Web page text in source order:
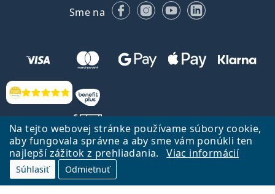
Na tejto webovej stránke používame súbory cookie,
aby fungovala správne a aby sme vám ponúkli ten
najlepší zážitok z prehliadania.
Viac informácií
Súhlasiť Odmietnuť
Hodnotenia
Sme na FacebookuInstagrame
YouTubeLinkedIn
Späť na Úvodnu stránku
Lentiamo.sk vlastní a prevádzkuje spoločnosť Lentiamo s.r.o., Česká